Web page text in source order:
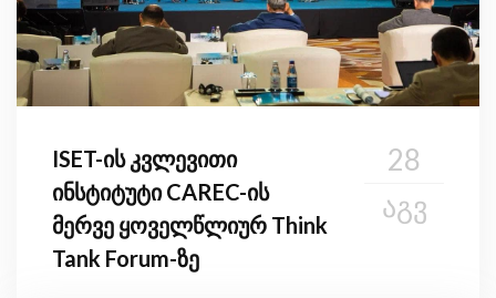
ISET-ის კვლევითი
ინსტიტუტი CAREC-ის
მერვე ყოველწლიურ Think
Tank Forum-ზე
28
ᲐᲒᲕ